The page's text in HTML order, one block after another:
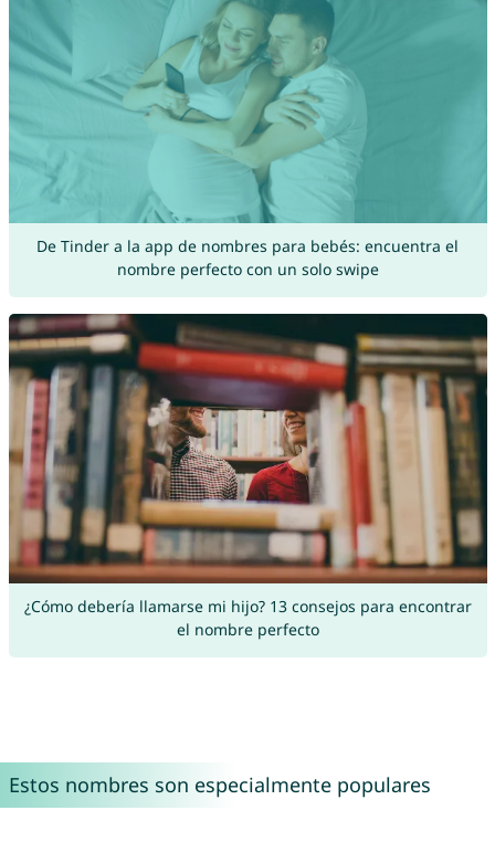
De Tinder a la app de nombres para bebés: encuentra el
nombre perfecto con un solo swipe
¿Cómo debería llamarse mi hijo? 13 consejos para encontrar
el nombre perfecto
Estos nombres son especialmente populares